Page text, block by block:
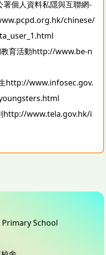
個人資料私隱與互聯網-
chinese/
育活動http://www.be-n
http://www.infosec.gov.
http://www.tela.gov.hk/i
Primary School